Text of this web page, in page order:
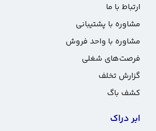
ارتباط با ما
مشاوره با پشتیبانی
مشاوره با واحد فروش
فرصت‌های شغلی
گزارش تخلف
کشف باگ
ابر دراک